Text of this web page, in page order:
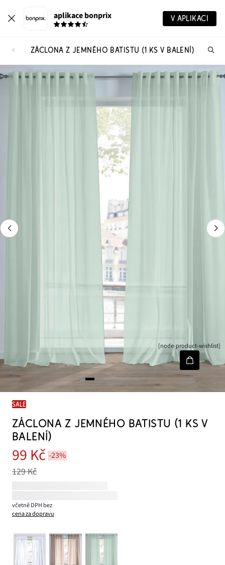
aplikace bonprix V APLIKACI
ZÁCLONA Z JEMNÉHO BATISTU (1 KS V BALENÍ)
[node-product-wishlist]
SALE
ZÁCLONA Z JEMNÉHO BATISTU (1 KS V
BALENÍ)
99 Kč -23%
129 Kč
včetně DPH bez
cena za dopravu